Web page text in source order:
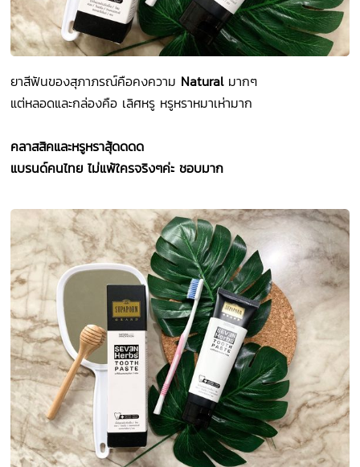
ยาสีฟันของสุภาภรณ์คือคงความ Natural มากๆ
แต่หลอดและกล่องคือ เลิศหรู หรูหราหมาเห่ามาก
คลาสสิคและหรูหราสุ้ดดดด
แบรนด์คนไทย ไม่แพ้ใครจริงๆค่ะ ชอบมาก